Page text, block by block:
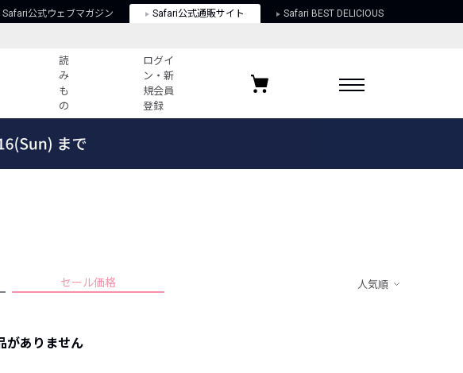
Safari公式ウェブマガジン Safari公式通販サイト Safari BEST DELICIOUS
読
み
も
の
ログイ
ン・新
規会員
登録
プライバシーポリシー
お気に入りブランド
セール価格 人気順
がありません